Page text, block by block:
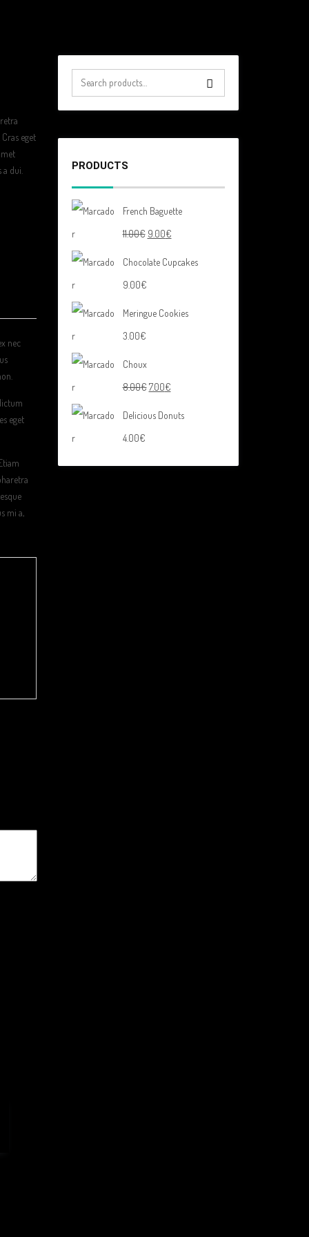
eget
dui.
nec
eget
mi a,
PRODUCTS
French Baguette
11.00€ 9.00€
Chocolate Cupcakes
9.00€
Meringue Cookies
3.00€
Choux
8.00€ 7.00€
Delicious Donuts
4.00€